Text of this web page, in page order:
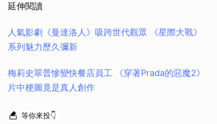
延伸閱讀
人氣影劇《曼達洛人》吸跨世代觀眾 《星際大戰》
系列魅力歷久彌新
梅莉史翠普慘變快餐店員工 《穿著Prada的惡魔2》
片中梗圖竟是真人創作
等你來投👇